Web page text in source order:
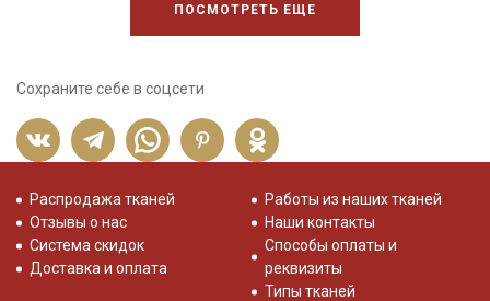
ПОСМОТРЕТЬ ЕЩЕ
Сохраните себе в соцсети
Распродажа тканей
Отзывы о нас
Система скидок
Доставка и оплата
Работы из наших тканей
Наши контакты
Способы оплаты и
реквизиты
Типы тканей